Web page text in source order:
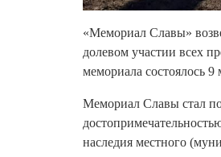
«Мемориал Славы»
долевом участии всех
мемориала состоялось
Мемориал Славы стал
наследия местного